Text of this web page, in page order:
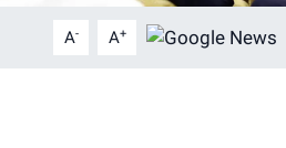
A- A+